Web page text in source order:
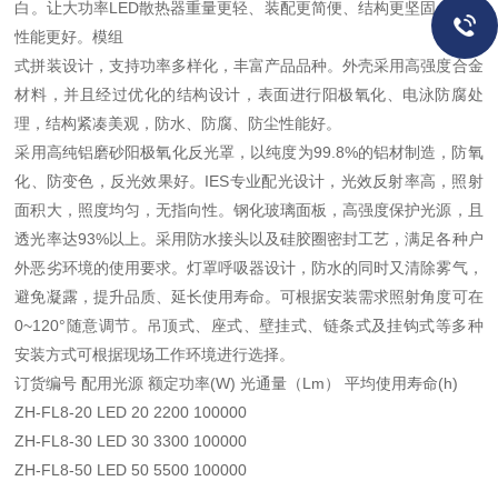
白。让大功率LED散热器重量更轻、装配更简便、结构更坚固、散热
性能更好。模组
式拼装设计，支持功率多样化，丰富产品品种。外壳采用高强度合金
材料，并且经过优化的结构设计，表面进行阳极氧化、电泳防腐处
理，结构紧凑美观，防水、防腐、防尘性能好。
采用高纯铝磨砂阳极氧化反光罩，以纯度为99.8%的铝材制造，防氧
化、防变色，反光效果好。IES专业配光设计，光效反射率高，照射
面积大，照度均匀，无指向性。钢化玻璃面板，高强度保护光源，且
透光率达93%以上。采用防水接头以及硅胶圈密封工艺，满足各种户
外恶劣环境的使用要求。灯罩呼吸器设计，防水的同时又清除雾气，
避免凝露，提升品质、延长使用寿命。可根据安装需求照射角度可在
0~120°随意调节。吊顶式、座式、壁挂式、链条式及挂钩式等多种
安装方式可根据现场工作环境进行选择。
订货编号 配用光源 额定功率(W) 光通量（Lm） 平均使用寿命(h)
ZH-FL8-20 LED 20 2200 100000
ZH-FL8-30 LED 30 3300 100000
ZH-FL8-50 LED 50 5500 100000